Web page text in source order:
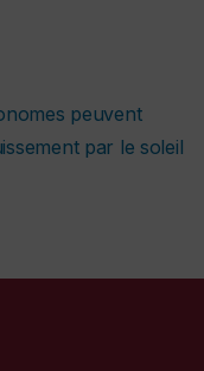
peuvent
par le soleil